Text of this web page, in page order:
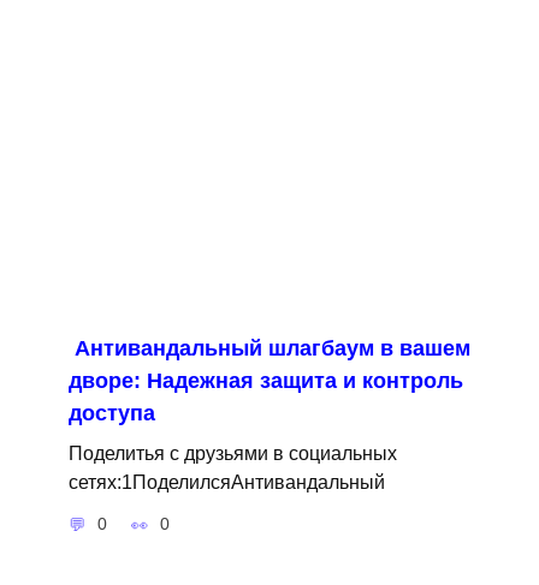
Антивандальный шлагбаум в вашем
дворе: Надежная защита и контроль
доступа
Поделитья с друзьями в социальных
сетях:1ПоделилсяАнтивандальный
0 0